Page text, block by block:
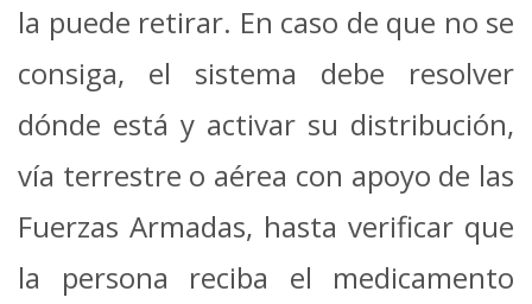
la puede retirar. En caso de que no se
consiga, el sistema debe resolver
dónde está y activar su distribución,
vía terrestre o aérea con apoyo de las
Fuerzas Armadas, hasta verificar que
la persona reciba el medicamento